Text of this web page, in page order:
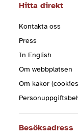
Hitta direkt
Kontakta oss
Press
In English
Om webbplatsen
Om kakor
Besöksadress